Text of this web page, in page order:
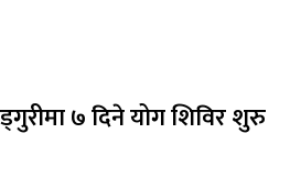
७ दिने योग शिविर शुरु